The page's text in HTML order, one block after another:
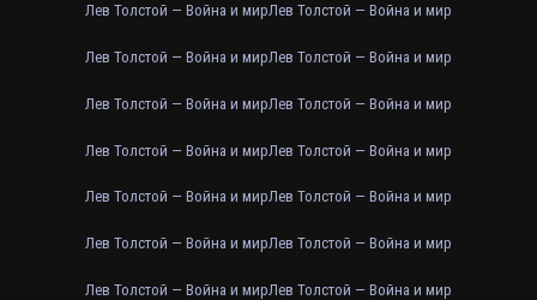
Лев Толстой — Война и мирЛев Толстой — Война и мир
Лев Толстой — Война и мирЛев Толстой — Война и мир
Лев Толстой — Война и мирЛев Толстой — Война и мир
Лев Толстой — Война и мирЛев Толстой — Война и мир
Лев Толстой — Война и мирЛев Толстой — Война и мир
Лев Толстой — Война и мирЛев Толстой — Война и мир
Лев Толстой — Война и мирЛев Толстой — Война и мир